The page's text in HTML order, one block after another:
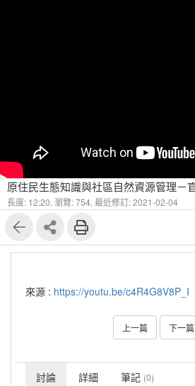
長度: 12:20, 瀏覽: 754, 最近修訂: 2021-02-04
來源 : https://youtu.be/c4R4G8V8P_I
上一篇 下一篇
討論 詳細 筆記 (0)